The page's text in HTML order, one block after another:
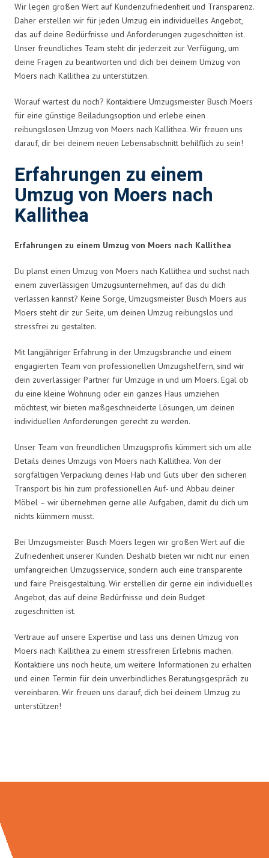
Wir legen großen Wert auf Kundenzufriedenheit und Transparenz.
Daher erstellen wir für jeden Umzug ein individuelles Angebot,
das auf deine Bedürfnisse und Anforderungen zugeschnitten ist.
Unser freundliches Team steht dir jederzeit zur Verfügung, um
deine Fragen zu beantworten und dich bei deinem Umzug von
Moers nach Kallithea zu unterstützen.
Worauf wartest du noch? Kontaktiere Umzugsmeister Busch Moers
für eine günstige Beiladungsoption und erlebe einen
reibungslosen Umzug von Moers nach Kallithea. Wir freuen uns
darauf, dir bei deinem neuen Lebensabschnitt behilflich zu sein!
Erfahrungen zu einem
Umzug von Moers nach
Kallithea
Erfahrungen zu einem Umzug von Moers nach Kallithea
Du planst einen Umzug von Moers nach Kallithea und suchst nach
einem zuverlässigen Umzugsunternehmen, auf das du dich
verlassen kannst? Keine Sorge, Umzugsmeister Busch Moers aus
Moers steht dir zur Seite, um deinen Umzug reibungslos und
stressfrei zu gestalten.
Mit langjähriger Erfahrung in der Umzugsbranche und einem
engagierten Team von professionellen Umzugshelfern, sind wir
dein zuverlässiger Partner für Umzüge in und um Moers. Egal ob
du eine kleine Wohnung oder ein ganzes Haus umziehen
möchtest, wir bieten maßgeschneiderte Lösungen, um deinen
individuellen Anforderungen gerecht zu werden.
Unser Team von freundlichen Umzugsprofis kümmert sich um alle
Details deines Umzugs von Moers nach Kallithea. Von der
sorgfältigen Verpackung deines Hab und Guts über den sicheren
Transport bis hin zum professionellen Auf- und Abbau deiner
Möbel – wir übernehmen gerne alle Aufgaben, damit du dich um
nichts kümmern musst.
Bei Umzugsmeister Busch Moers legen wir großen Wert auf die
Zufriedenheit unserer Kunden. Deshalb bieten wir nicht nur einen
umfangreichen Umzugsservice, sondern auch eine transparente
und faire Preisgestaltung. Wir erstellen dir gerne ein individuelles
Angebot, das auf deine Bedürfnisse und dein Budget
zugeschnitten ist.
Vertraue auf unsere Expertise und lass uns deinen Umzug von
Moers nach Kallithea zu einem stressfreien Erlebnis machen.
Kontaktiere uns noch heute, um weitere Informationen zu erhalten
und einen Termin für dein unverbindliches Beratungsgespräch zu
vereinbaren. Wir freuen uns darauf, dich bei deinem Umzug zu
unterstützen!